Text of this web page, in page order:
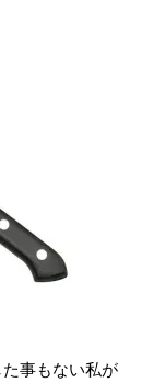
事もない私が